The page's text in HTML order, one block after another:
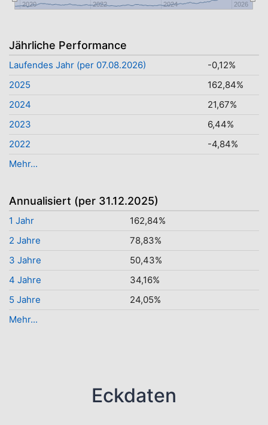
2020 2022 2024 2026
Jährliche Performance
Laufendes Jahr (per 07.08.2026)
-0,12%
2025
162,84%
2024
21,67%
2023
6,44%
2022
-4,84%
Mehr...
Annualisiert (per 31.12.2025)
1 Jahr
162,84%
2 Jahre
78,83%
3 Jahre
50,43%
4 Jahre
34,16%
5 Jahre
24,05%
Mehr...
Eckdaten